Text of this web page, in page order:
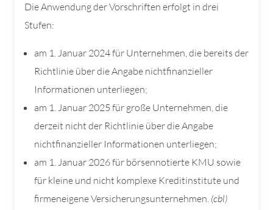
Die Anwendung der Vorschriften erfolgt in drei
Stufen:
am 1. Januar 2024 für Unternehmen, die bereits der
Richtlinie über die Angabe nichtfinanzieller
Informationen unterliegen;
am 1. Januar 2025 für große Unternehmen, die
derzeit nicht der Richtlinie über die Angabe
nichtfinanzieller Informationen unterliegen;
am 1. Januar 2026 für börsennotierte KMU sowie
für kleine und nicht komplexe Kreditinstitute und
firmeneigene Versicherungsunternehmen. (cbl)